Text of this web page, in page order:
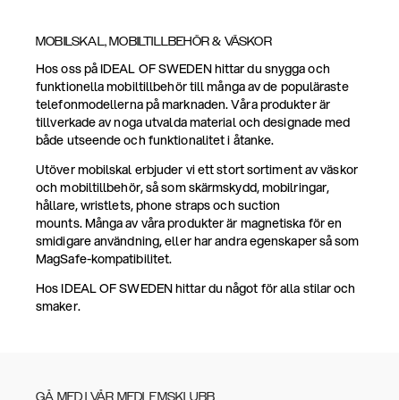
MOBILSKAL, MOBILTILLBEHÖR & VÄSKOR
Hos oss på IDEAL OF SWEDEN hittar du snygga och
funktionella mobiltillbehör till många av de populäraste
telefonmodellerna på marknaden. Våra produkter är
tillverkade av noga utvalda material och designade med
både utseende och funktionalitet i åtanke.
Utöver mobilskal erbjuder vi ett stort sortiment av väskor
och mobiltillbehör, så som skärmskydd, mobilringar,
hållare, wristlets, phone straps och suction
mounts. Många av våra produkter är magnetiska för en
smidigare användning, eller har andra egenskaper så som
MagSafe-kompatibilitet.
Hos IDEAL OF SWEDEN hittar du något för alla stilar och
smaker.
GÅ MED I VÅR MEDLEMSKLUBB